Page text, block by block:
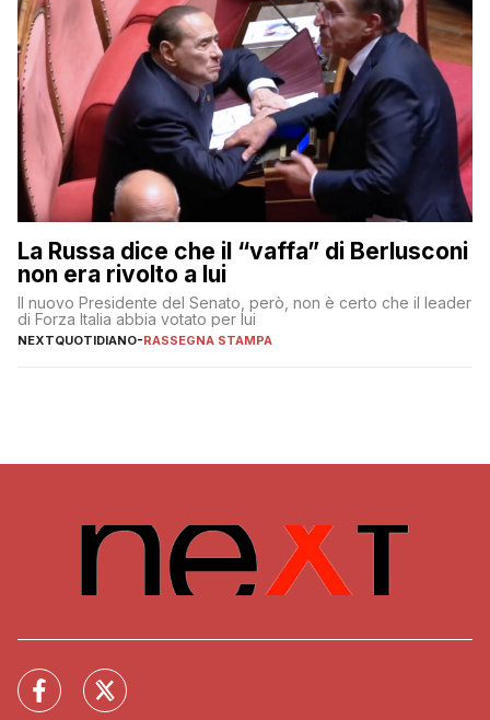
La Russa dice che il “vaffa” di Berlusconi
non era rivolto a lui
Il nuovo Presidente del Senato, però, non è certo che il leader
di Forza Italia abbia votato per lui
NEXTQUOTIDIANO-RASSEGNA STAMPA